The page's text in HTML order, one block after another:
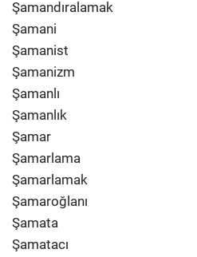
Şamandıralamak
Şamani
Şamanist
Şamanizm
Şamanlı
Şamanlık
Şamar
Şamarlama
Şamarlamak
Şamaroğlanı
Şamata
Şamatacı